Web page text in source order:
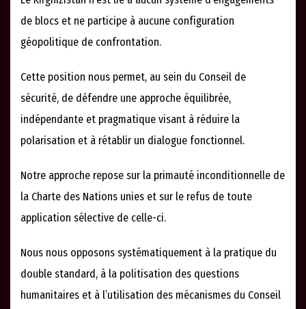
de blocs et ne participe à aucune configuration
géopolitique de confrontation.
Cette position nous permet, au sein du Conseil de
sécurité, de défendre une approche équilibrée,
indépendante et pragmatique visant à réduire la
polarisation et à rétablir un dialogue fonctionnel.
Notre approche repose sur la primauté inconditionnelle de
la Charte des Nations unies et sur le refus de toute
application sélective de celle-ci.
Nous nous opposons systématiquement à la pratique du
double standard, à la politisation des questions
humanitaires et à l’utilisation des mécanismes du Conseil